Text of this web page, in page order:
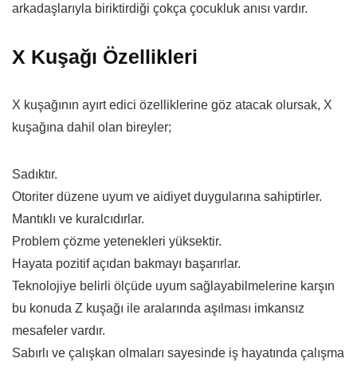
arkadaşlarıyla biriktirdiği çokça çocukluk anısı vardır.
X Kuşağı Özellikleri
X kuşağının ayırt edici özelliklerine göz atacak olursak, X
kuşağına dahil olan bireyler;
Sadıktır.
Otoriter düzene uyum ve aidiyet duygularına sahiptirler.
Mantıklı ve kuralcıdırlar.
Problem çözme yetenekleri yüksektir.
Hayata pozitif açıdan bakmayı başarırlar.
Teknolojiye belirli ölçüde uyum sağlayabilmelerine karşın
bu konuda Z kuşağı ile aralarında aşılması imkansız
mesafeler vardır.
Sabırlı ve çalışkan olmaları sayesinde iş hayatında çalışma